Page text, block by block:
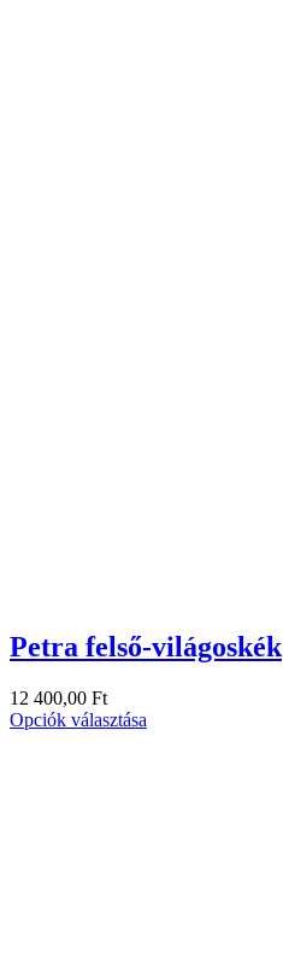
Petra felső-világoskék
12 400,00 Ft
Opciók választása